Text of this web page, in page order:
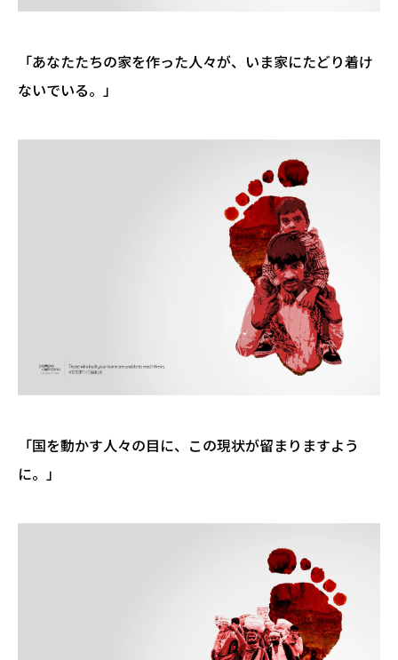
「あなたたちの家を作った人々が、いま家にたどり着け
ないでいる。」
「国を動かす人々の目に、この現状が留まりますよう
に。」